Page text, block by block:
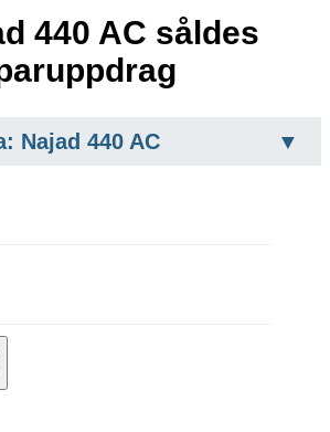
440 AC såldes
Najad 440 AC